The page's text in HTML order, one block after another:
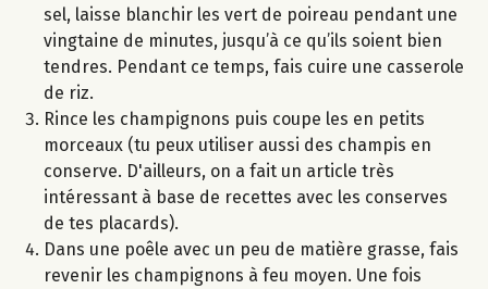
sel, laisse blanchir les vert de poireau pendant une
vingtaine de minutes, jusqu’à ce qu’ils soient bien
tendres. Pendant ce temps, fais cuire une casserole
de riz.
Rince les champignons puis coupe les en petits
morceaux (tu peux utiliser aussi des champis en
conserve. D'ailleurs, on a fait un article très
intéressant à base de recettes avec les conserves
de tes placards).
Dans une poêle avec un peu de matière grasse, fais
revenir les champignons à feu moyen. Une fois